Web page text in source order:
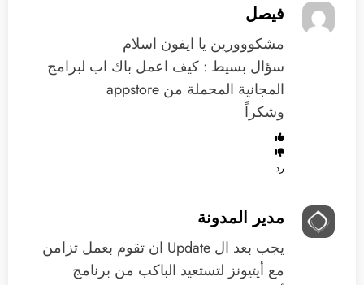
فيصل
مشكووورين يا ايفون اسلام
سؤال بسيط : كيف اعمل باك اب لبرامج
المجانية المحملة من appstore
وشكراً
رد
مدير المدونة
يجب بعد ال Update ان تقوم بعمل تزامن
مع أيتيونز لتستعيد الباكب من برنامج